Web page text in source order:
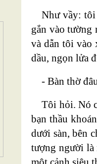
Như vầy: tôi
gắn vào tường
và dẫn tôi vào
dầu, ngọn lửa
- Bàn thờ
Tôi hỏi. Nó
bạn thầu
dưới sàn, bên
tượng người là